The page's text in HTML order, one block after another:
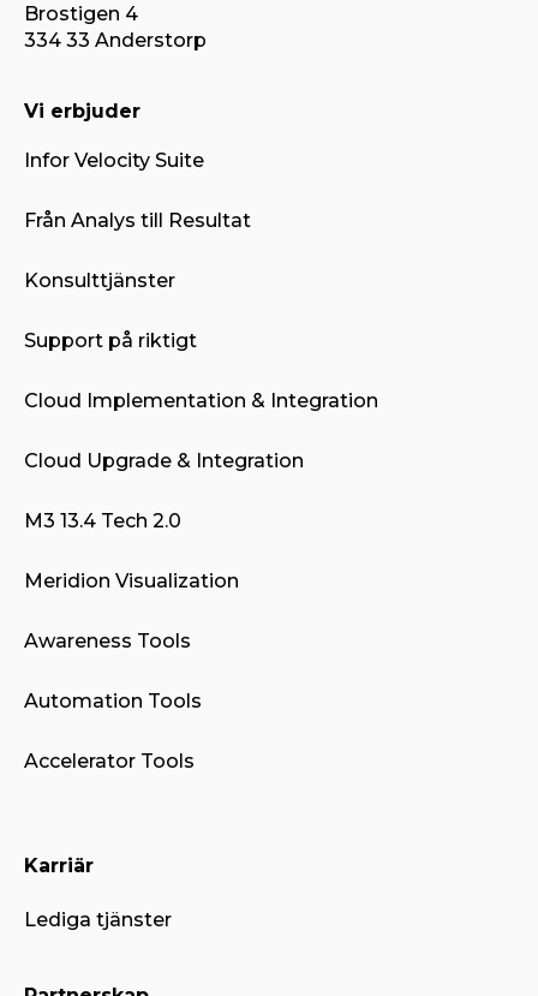
Brostigen 4
334 33 Anderstorp
Vi erbjuder
Infor Velocity Suite
Från Analys till Resultat
Konsulttjänster
Support på riktigt
Cloud Implementation & Integration
Cloud Upgrade & Integration
M3 13.4 Tech 2.0
Meridion Visualization
Awareness Tools
Automation Tools
Accelerator Tools
Karriär
Lediga tjänster